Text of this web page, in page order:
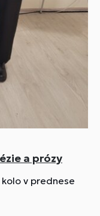
a prózy
kolo v prednese